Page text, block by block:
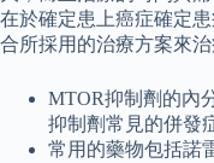
在於確定患上癌症確定
合所採用的治療方案來
MTOR抑制劑的內
抑制劑常見的併發
常用的藥物包括諾